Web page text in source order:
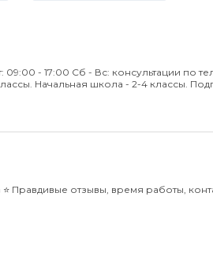
09:00 - 17:00 Сб - Вс: консультации по
Начальная школа - 2-4 классы.
Правдивые отзывы, время работы,